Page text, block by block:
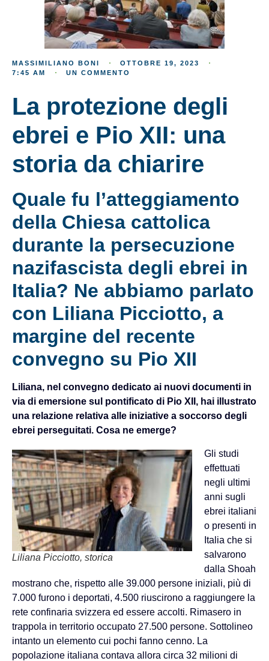
MASSIMILIANO BONI
OTTOBRE 19, 2023
7:45 AM
UN COMMENTO
La protezione degli
ebrei e Pio XII: una
storia da chiarire
Quale fu l’atteggiamento
della Chiesa cattolica
durante la persecuzione
nazifascista degli ebrei in
Italia? Ne abbiamo parlato
con Liliana Picciotto, a
margine del recente
convegno su Pio XII
Liliana, nel convegno dedicato ai nuovi documenti in
via di emersione sul pontificato di Pio XII, hai illustrato
una relazione relativa alle iniziative a soccorso degli
ebrei perseguitati. Cosa ne emerge?
Liliana Picciotto, storica
Gli studi
effettuati
negli ultimi
anni sugli
ebrei italiani
o presenti in
Italia che si
salvarono
dalla Shoah
mostrano che, rispetto alle 39.000 persone iniziali, più di
7.000 furono i deportati, 4.500 riuscirono a raggiungere la
rete confinaria svizzera ed essere accolti. Rimasero in
trappola in territorio occupato 27.500 persone. Sottolineo
intanto un elemento cui pochi fanno cenno. La
popolazione italiana contava allora circa 32 milioni di